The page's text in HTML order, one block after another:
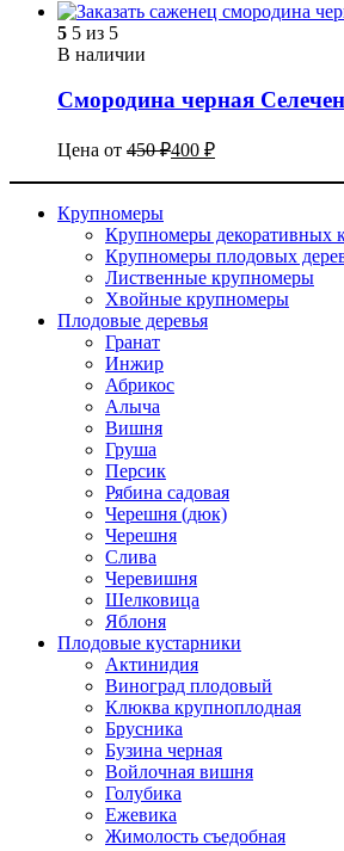
5 5 из 5
В наличии
Смородина черная
Цена от 450₽400 ₽
Крупномеры
Крупномеры декоративных
Крупномеры плодовых
Лиственные крупномеры
Хвойные крупномеры
Плодовые деревья
Гранат
Инжир
Абрикос
Алыча
Вишня
Груша
Персик
Рябина садовая
Черешня (дюк)
Черешня
Слива
Черевишня
Шелковица
Яблоня
Плодовые кустарники
Актинидия
Виноград плодовый
Клюква крупноплодная
Брусника
Бузина черная
Войлочная вишня
Голубика
Ежевика
Жимолость съедобная